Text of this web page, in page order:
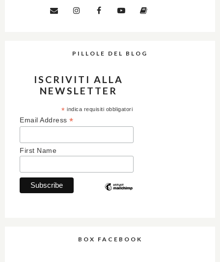
PILLOLE DEL BLOG
ISCRIVITI ALLA
NEWSLETTER
* indica requisiti obbligatori
Email Address *
First Name
BOX FACEBOOK